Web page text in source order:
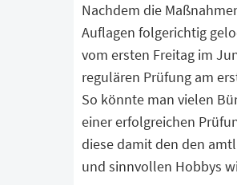
Nachdem die
Auflagen folgerichtig
vom ersten Freitag im
regulären Prüfung am
So könnte man vielen
einer erfolgreichen
diese damit den den
und sinnvollen Hobbys